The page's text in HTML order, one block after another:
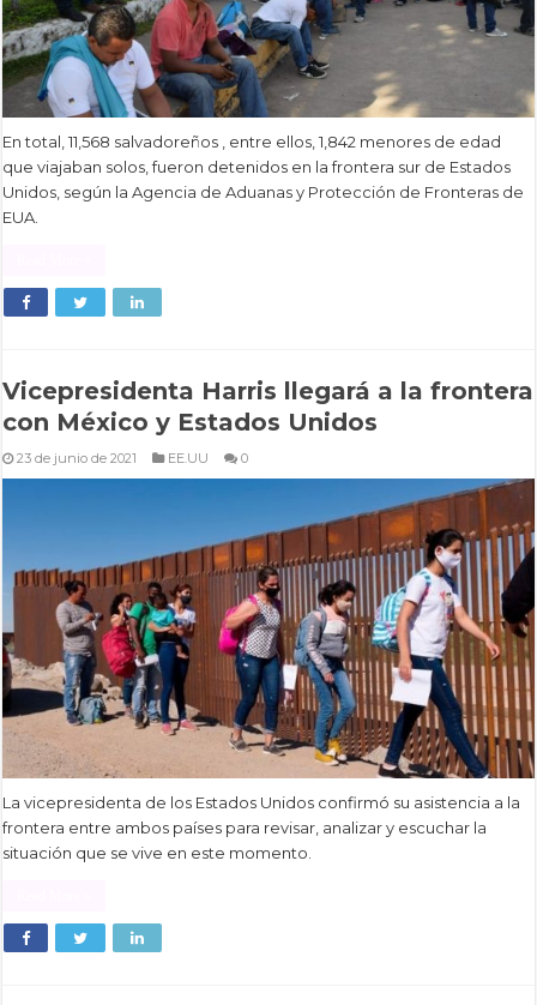
En total, 11,568 salvadoreños , entre ellos, 1,842 menores de edad
que viajaban solos, fueron detenidos en la frontera sur de Estados
Unidos, según la Agencia de Aduanas y Protección de Fronteras de
EUA.
Vicepresidenta Harris llegará a la frontera
con México y Estados Unidos
23 de junio de 2021 EE.UU 0
La vicepresidenta de los Estados Unidos confirmó su asistencia a la
frontera entre ambos países para revisar, analizar y escuchar la
situación que se vive en este momento.